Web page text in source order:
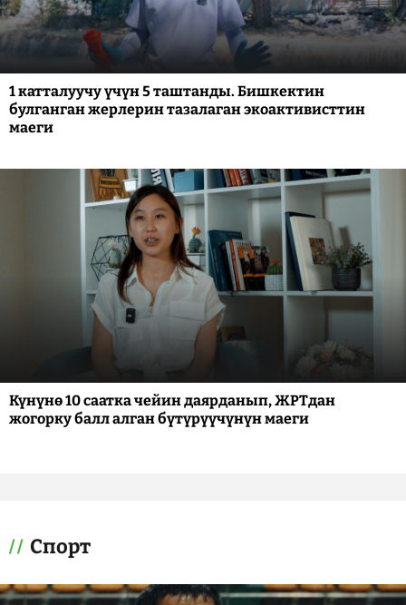
1 катталуучу үчүн 5 таштанды. Бишкектин
булганган жерлерин тазалаган экоактивисттин
маеги
Күнүнө 10 саатка чейин даярданып, ЖРТдан
жогорку балл алган бүтүрүүчүнүн маеги
Спорт